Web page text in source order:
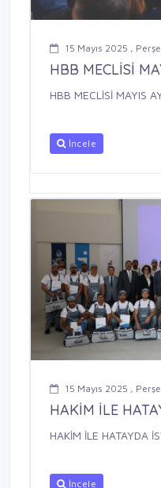
15 Mayıs 2025 ,
HBB MECLİSİ
HBB MECLİSİ MAYIS
İncele
15 Mayıs 2025 ,
HAKİM İLE
HAKİM İLE HATAYDA
İncele